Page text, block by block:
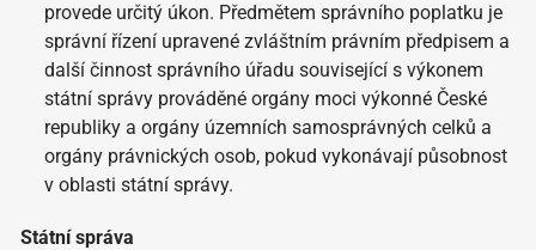
provede určitý úkon. Předmětem správního poplatku je
správní řízení upravené zvláštním právním předpisem a
další činnost správního úřadu související s výkonem
státní správy prováděné orgány moci výkonné České
republiky a orgány územních samosprávných celků a
orgány právnických osob, pokud vykonávají působnost
v oblasti státní správy.
Státní správa